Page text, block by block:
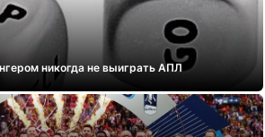
никогда не выиграть АПЛ